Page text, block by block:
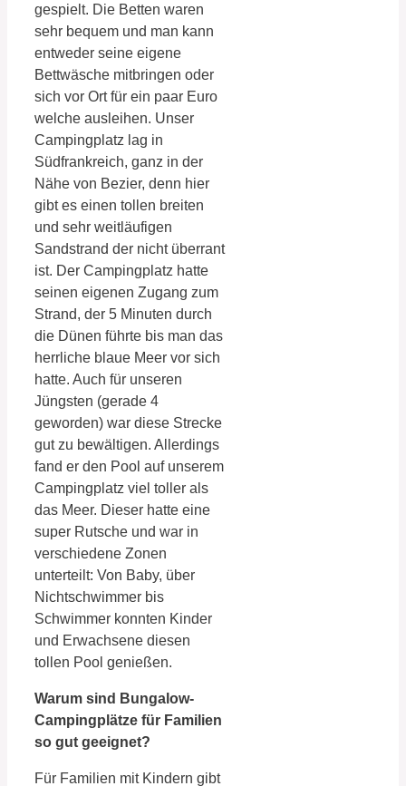
gespielt. Die Betten waren
sehr bequem und man kann
entweder seine eigene
Bettwäsche mitbringen oder
sich vor Ort für ein paar Euro
welche ausleihen. Unser
Campingplatz lag in
Südfrankreich, ganz in der
Nähe von Bezier, denn hier
gibt es einen tollen breiten
und sehr weitläufigen
Sandstrand der nicht überrant
ist. Der Campingplatz hatte
seinen eigenen Zugang zum
Strand, der 5 Minuten durch
die Dünen führte bis man das
herrliche blaue Meer vor sich
hatte. Auch für unseren
Jüngsten (gerade 4
geworden) war diese Strecke
gut zu bewältigen. Allerdings
fand er den Pool auf unserem
Campingplatz viel toller als
das Meer. Dieser hatte eine
super Rutsche und war in
verschiedene Zonen
unterteilt: Von Baby, über
Nichtschwimmer bis
Schwimmer konnten Kinder
und Erwachsene diesen
tollen Pool genießen.
Warum sind Bungalow-
Campingplätze für Familien
so gut geeignet?
Für Familien mit Kindern gibt